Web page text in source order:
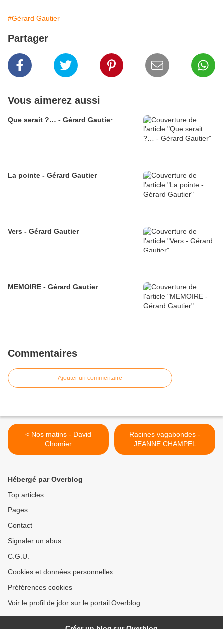
#Gérard Gautier
Partager
Vous aimerez aussi
Que serait ?… - Gérard Gautier
La pointe - Gérard Gautier
Vers - Gérard Gautier
MEMOIRE - Gérard Gautier
Commentaires
Ajouter un commentaire
< Nos matins - David
Chomier
Racines vagabondes -
JEANNE CHAMPEL
GRENIER – Recension de
Hébergé par Overblog
Top articles
Pages
Contact
Signaler un abus
C.G.U.
Cookies et données personnelles
Préférences cookies
Voir le profil de jdor sur le portail Overblog